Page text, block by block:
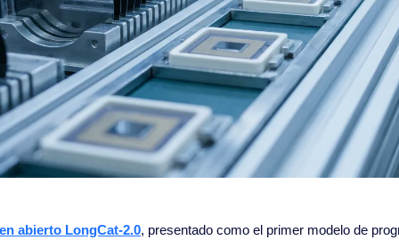
abierto LongCat-2.0, presentado como el primer modelo de